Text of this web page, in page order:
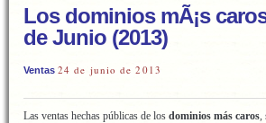
Los dominios mÃ¡s
de Junio (2013)
Ventas 24 de junio de 2013
Las ventas hechas públicas de los dominios más caros,